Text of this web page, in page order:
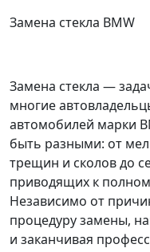
Замена стекла BMW
Замена стекла —
многие
автомобилей марки
быть разными: от
трещин и сколов до
приводящих к
Независимо от
процедуру замены,
и заканчивая